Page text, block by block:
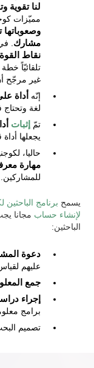
لنا تقوية
مميّزات
وصعوباتها
مشارك .
نقاط
تلقائيّاً
غير مرجّح
إنّه أداة
لغة وتحتاج
تمّ إثبات
يجعلها
حاليا،
مهارة
للمشاركين.
يسمح برنامج الباحثين
لإنشاء حساب مجانا
الباحثين:
دعوة
عليهم
جمع
إجراء
برامج
تصميم